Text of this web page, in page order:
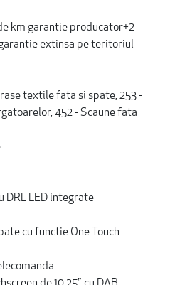
km garantie producator+2
extinsa pe teritoriul
textile fata si spate, 253 -
452 - Scaune fata
DRL LED integrate
cu functie One Touch